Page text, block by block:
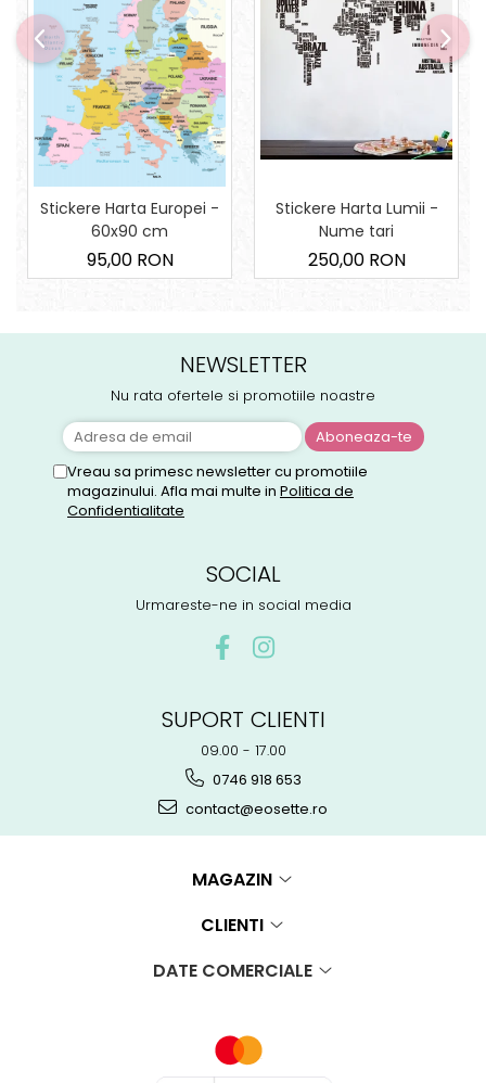
Stickere Harta Europei -
60x90 cm
95,00 RON
Stickere Harta Lumii -
Nume tari
250,00 RON
NEWSLETTER
Nu rata ofertele si promotiile noastre
Vreau sa primesc newsletter cu promotiile
magazinului. Afla mai multe in Politica de
Confidentialitate
SOCIAL
Urmareste-ne in social media
SUPORT CLIENTI
09.00 - 17.00
0746 918 653
contact@eosette.ro
MAGAZIN
CLIENTI
DATE COMERCIALE